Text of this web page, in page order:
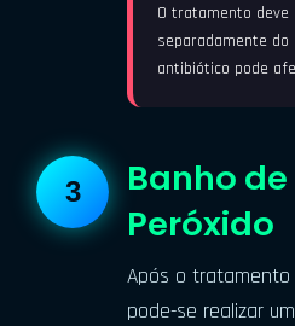
O tratamento deve
separadamente
antibiótico pode
Banho
Peróxido
Após o tratamento
pode-se realizar